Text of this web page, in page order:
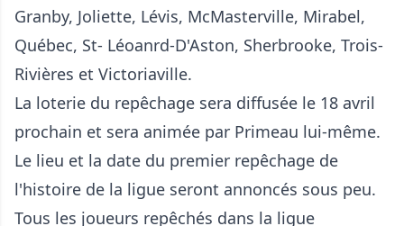
Granby, Joliette, Lévis, McMasterville, Mirabel,
Québec, St- Léoanrd-D'Aston, Sherbrooke, Trois-
Rivières et Victoriaville.
La loterie du repêchage sera diffusée le 18 avril
prochain et sera animée par Primeau lui-même.
Le lieu et la date du premier repêchage de
l'histoire de la ligue seront annoncés sous peu.
Tous les joueurs repêchés dans la ligue